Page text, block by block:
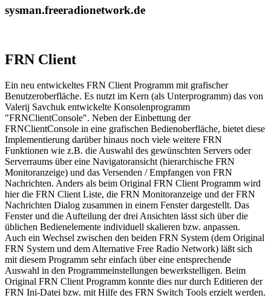
sysman.freeradionetwork.de
FRN Client
Ein neu entwickeltes FRN Client Programm mit grafischer
Benutzeroberfläche. Es nutzt im Kern (als Unterprogramm) das von
Valerij Savchuk entwickelte Konsolenprogramm
"FRNClientConsole". Neben der Einbettung der
FRNClientConsole in eine grafischen Bedienoberfläche, bietet diese
Implementierung darüber hinaus noch viele weitere FRN
Funktionen wie z.B. die Auswahl des gewünschten Servers oder
Serverraums über eine Navigatoransicht (hierarchische FRN
Monitoranzeige) und das Versenden / Empfangen von FRN
Nachrichten. Anders als beim Original FRN Client Programm wird
hier die FRN Client Liste, die FRN Monitoranzeige und der FRN
Nachrichten Dialog zusammen in einem Fenster dargestellt. Das
Fenster und die Aufteilung der drei Ansichten lässt sich über die
üblichen Bedienelemente individuell skalieren bzw. anpassen.
Auch ein Wechsel zwischen den beiden FRN System (dem Original
FRN System und dem Alternative Free Radio Network) läßt sich
mit diesem Programm sehr einfach über eine entsprechende
Auswahl in den Programmeinstellungen bewerkstelligen. Beim
Original FRN Client Programm konnte dies nur durch Editieren der
FRN Ini-Datei bzw. mit Hilfe des FRN Switch Tools erzielt werden.